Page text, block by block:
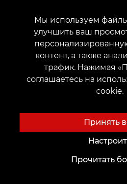
Перманентный макияж
Пирсинг
Тату-мир Zinaida Vishenka
Каталог мастеров
Мы используем
улучшить ваш
контент, а также
трафик. Нажимая
соглашаетесь на
cookie.
Принять
Прочитать